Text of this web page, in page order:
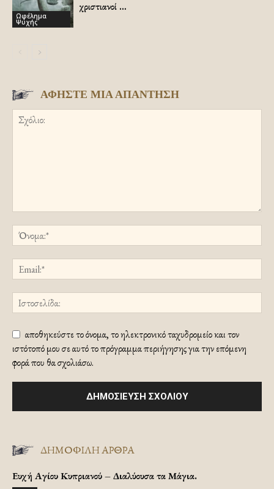
Ωφέλημα
Ψυχής
χριστιανοί …
ΑΦΗΣΤΕ ΜΙΑ ΑΠΑΝΤΗΣΗ
αποθηκεύστε το όνομα, το ηλεκτρονικό ταχυδρομείο και τον
ιστότοπό μου σε αυτό το πρόγραμμα περιήγησης για την επόμενη
φορά που θα σχολιάσω.
ΔΗΜΟΦΙΛΗ ΑΡΘΡΑ
Ευχή Αγίου Κυπριανού – Διαλύουσα τα Μάγια.